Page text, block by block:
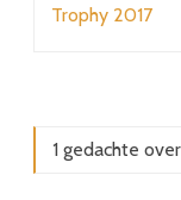
navigatie
Trophy 2017
1 gedachte